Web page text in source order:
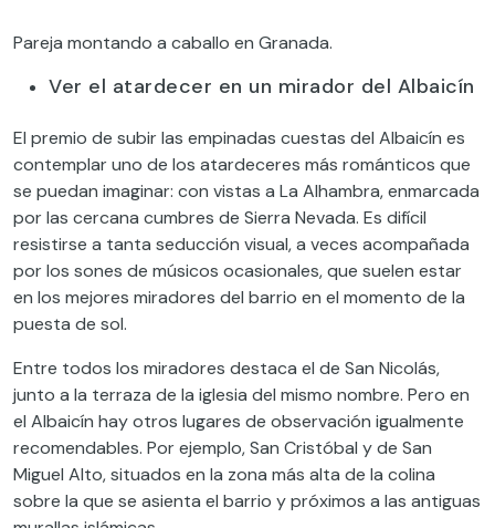
Pareja montando a caballo en Granada.
Ver el atardecer en un mirador del Albaicín
El premio de subir las empinadas cuestas del Albaicín es
contemplar uno de los atardeceres más románticos que
se puedan imaginar: con vistas a La Alhambra, enmarcada
por las cercana cumbres de Sierra Nevada. Es difícil
resistirse a tanta seducción visual, a veces acompañada
por los sones de músicos ocasionales, que suelen estar
en los mejores miradores del barrio en el momento de la
puesta de sol.
Entre todos los miradores destaca el de San Nicolás,
junto a la terraza de la iglesia del mismo nombre. Pero en
el Albaicín hay otros lugares de observación igualmente
recomendables. Por ejemplo, San Cristóbal y de San
Miguel Alto, situados en la zona más alta de la colina
sobre la que se asienta el barrio y próximos a las antiguas